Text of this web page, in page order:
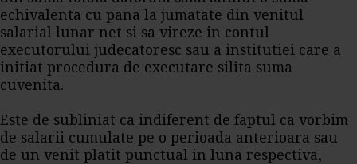
echivalenta cu pana la jumatate din venitul
salarial lunar net si sa vireze in contul
executorului judecatoresc sau a institutiei care a
initiat procedura de executare silita suma
cuvenita.
Este de subliniat ca indiferent de faptul ca vorbim
de salarii cumulate pe o perioada anterioara sau
de un venit platit punctual in luna respectiva,